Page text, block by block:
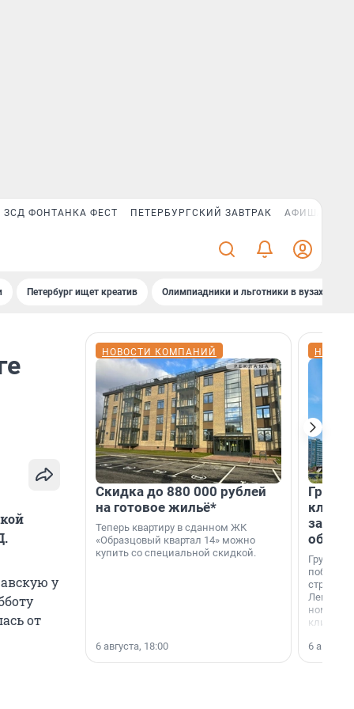
ЗСД ФОНТАНКА ФЕСТ ПЕТЕРБУРГСКИЙ ЗАВТРАК АФИША PLUS
Петербург ищет креатив Олимпиадники и льготники в вузах СПб
у
от
НОВОСТИ КОМПАНИЙ
Скидка до 880 000 рублей
на готовое жильё*
Теперь квартиру в сданном ЖК
«Образцовый квартал 14» можно
купить со специальной скидкой.
6 августа, 18:00
Группа
области».
6